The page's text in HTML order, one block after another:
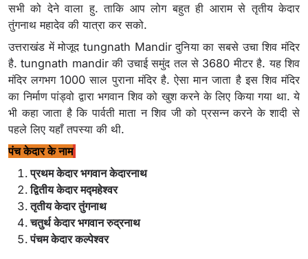
सभी को देने वाला हु. ताकि आप लोग बहुत ही आराम से तृतीय केदार
तुंगनाथ महादेव की यात्रा कर सको.
उत्तराखंड में मोजूद tungnath Mandir दुनिया का सबसे उचा शिव मंदिर
है. tungnath mandir की उचाई समुंद तल से 3680 मीटर है. यह शिव
मंदिर लगभग 1000 साल पुराना मंदिर है. ऐसा मान जाता है इस शिव मंदिर
का निर्माण पांड्वो द्वारा भगवान शिव को खुश करने के लिए किया गया था. ये
भी कहा जाता है कि पार्वती माता न शिव जी को प्रसन्न करने के शादी से
पहले लिए यहाँ तपस्या की थी.
पंच केदार के नाम
प्रथम केदार भगवान केदारनाथ
द्वितीय केदार मद्महेश्वर
तृतीय केदार तुंगनाथ
चतुर्थ केदार भगवान रुद्रनाथ
पंचम केदार कल्पेश्वर